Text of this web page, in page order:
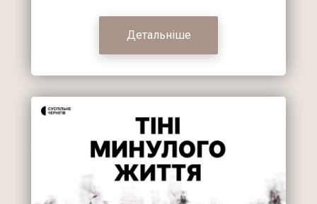
Детальніше